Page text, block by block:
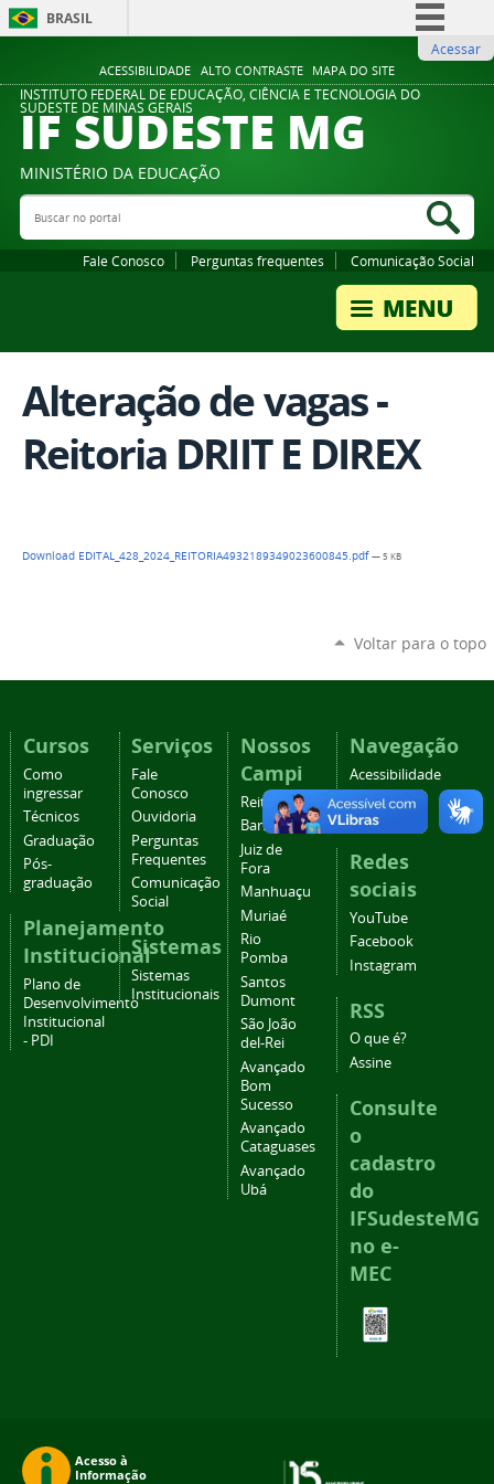
ACESSIBILIDADE ALTO CONTRASTE MAPA DO SITE
BRASIL
Comunica BR
Participe
Legislação
Acessar
INSTITUTO FEDERAL DE EDUCAÇÃO, CIÊNCIA E TECNOLOGIA DO
SUDESTE DE MINAS GERAIS
IF SUDESTE MG
MINISTÉRIO DA EDUCAÇÃO
Buscar no portal
Fale Conosco Perguntas frequentes Comunicação Social
Alteração de vagas -
Reitoria DRIIT E DIREX
Download EDITAL_428_2024_REITORIA4932189349023600845.pdf— 5 KB
Voltar para o topo
Cursos
Como
ingressar
Técnicos
Graduação
Pós-
graduação
Planejamento
Institucional
Plano de
Desenvolvimento
Institucional
- PDI
Serviços
Fale
Conosco
Ouvidoria
Perguntas
Frequentes
Comunicação
Social
Sistemas
Sistemas
Institucionais
Nossos
Campi
Reitoria
Barbacena
Juiz de
Fora
Manhuaçu
Muriaé
Rio
Pomba
Santos
Dumont
São João
del-Rei
Avançado
Bom
Sucesso
Avançado
Cataguases
Avançado
Ubá
Navegação
Acessibilidade
Mapa do
site
Redes
sociais
YouTube
Facebook
Instagram
RSS
O que é?
Assine
Consulte
o
cadastro
do
IFSudesteMG
no e-
MEC